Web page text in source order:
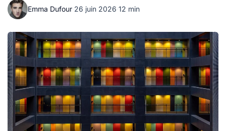
Emma Dufour·26 juin 2026·12 min